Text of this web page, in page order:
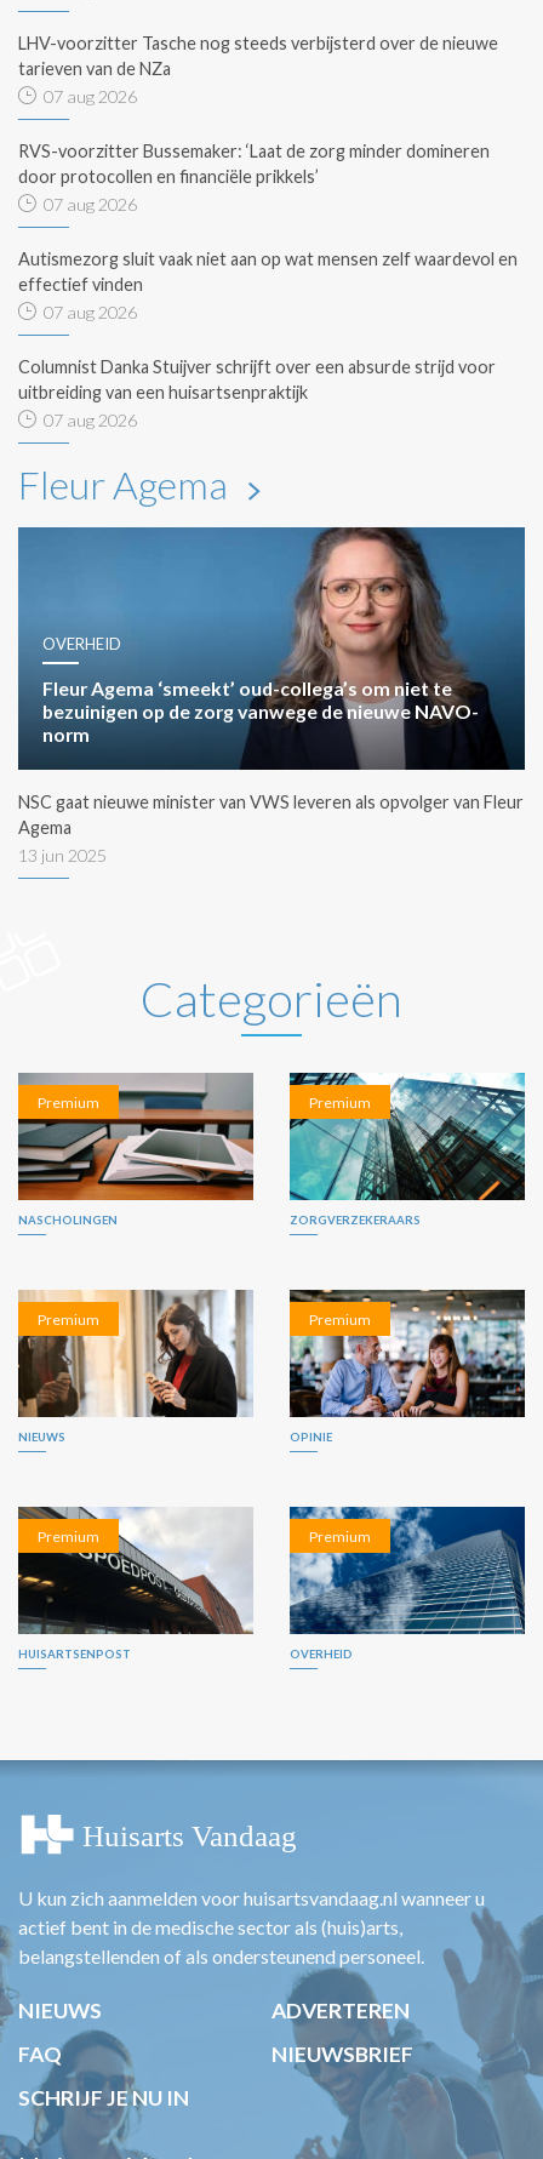
LHV-voorzitter Tasche nog steeds verbijsterd over de nieuwe
tarieven van de NZa
07 aug 2026
RVS-voorzitter Bussemaker: ‘Laat de zorg minder domineren
door protocollen en financiële prikkels’
07 aug 2026
Autismezorg sluit vaak niet aan op wat mensen zelf waardevol en
effectief vinden
07 aug 2026
Columnist Danka Stuijver schrijft over een absurde strijd voor
uitbreiding van een huisartsenpraktijk
07 aug 2026
Fleur Agema
OVERHEID
Fleur Agema ‘smeekt’ oud-collega’s om niet te
bezuinigen op de zorg vanwege de nieuwe NAVO-
norm
NSC gaat nieuwe minister van VWS leveren als opvolger van Fleur
Agema
13 jun 2025
Categorieën
Premium
NASCHOLINGEN
Premium
ZORGVERZEKERAARS
Premium
NIEUWS
Premium
OPINIE
Premium
HUISARTSENPOST
Premium
OVERHEID
U kun zich aanmelden voor huisartsvandaag.nl wanneer u
actief bent in de medische sector als (huis)arts,
belangstellenden of als ondersteunend personeel.
NIEUWS
ADVERTEREN
FAQ
NIEUWSBRIEF
SCHRIJF JE NU IN